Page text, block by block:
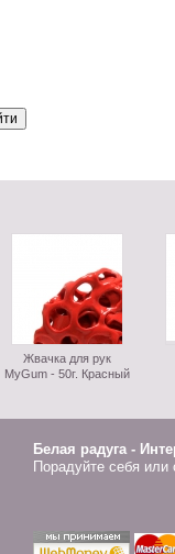
Жвачка для рук
MyGum - 50г. Красный
Белая радуга -
Порадуйте себя